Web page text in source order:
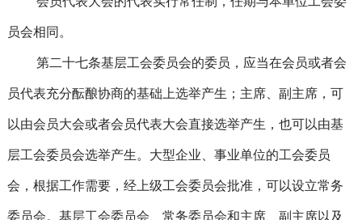
员会相同。
第二十七条基层工会委员会的委员，应当在会员或者会
员代表充分酝酿协商的基础上选举产生；主席、副主席，可
以由会员大会或者会员代表大会直接选举产生，也可以由基
层工会委员会选举产生。大型企业、事业单位的工会委员
会，根据工作需要，经上级工会委员会批准，可以设立常务